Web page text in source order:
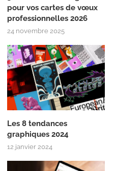
pour vos cartes de vœux
professionnelles 2026
24 novembre 2025
Les 8 tendances
graphiques 2024
12 janvier 2024